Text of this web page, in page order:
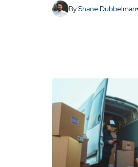
ByShane Dubbelman